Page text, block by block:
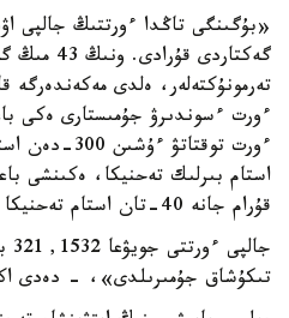
گەكتاردى
تەرمونۇكتەلەر، ەلدى
ءورت ءسوندىرۋ جۇمىستارى ەكى
قۇرام جانە 40-تان استام تەحنيكا جۇمىس جاساپ جاتىر.
تىكۇشاق جۇمىرىلدى»، - دەدى